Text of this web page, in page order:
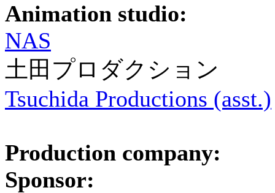
Animation studio:
NAS
土田プロダクション
Tsuchida Productions (asst.)
Production company:
Sponsor: